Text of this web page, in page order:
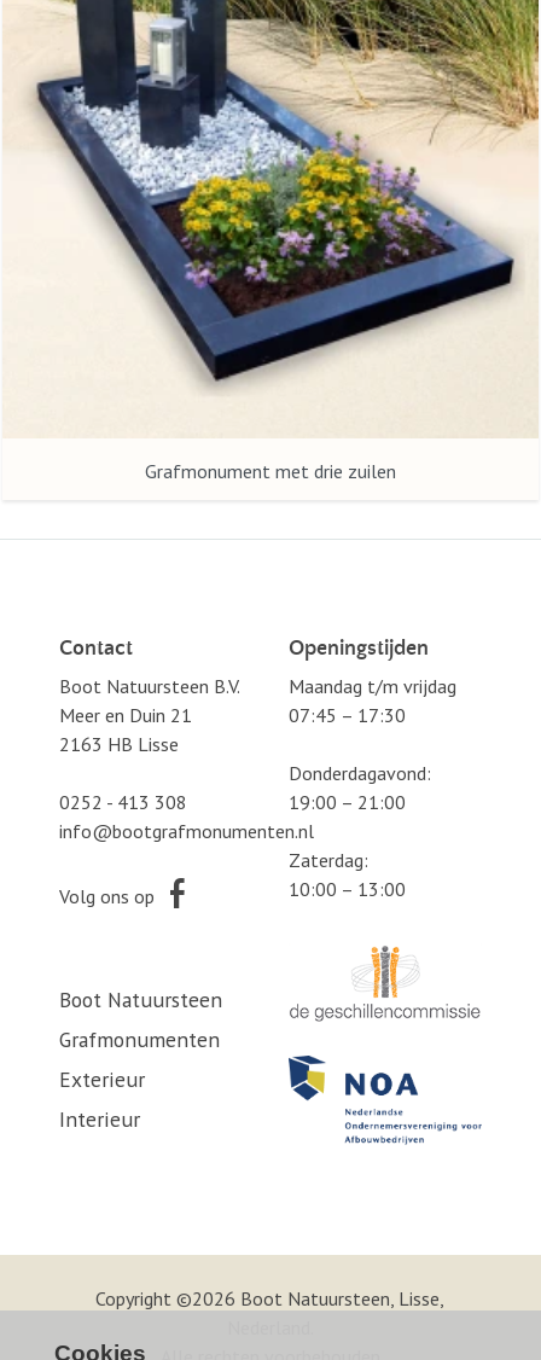
Grafmonument met drie zuilen
Contact
Boot Natuursteen B.V.
Meer en Duin 21
2163 HB Lisse
0252 - 413 308
info@bootgrafmonumenten.nl
Volg ons op
Openingstijden
Maandag t/m vrijdag
07:45 – 17:30
Donderdagavond:
19:00 – 21:00
Zaterdag:
10:00 – 13:00
Boot Natuursteen
Grafmonumenten
Exterieur
Interieur
Copyright ©2026 Boot Natuursteen, Lisse,
Cookies